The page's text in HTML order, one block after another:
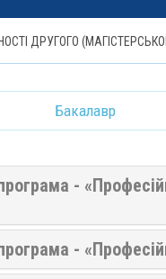
ДРУГОГО
Бакалавр
-
-